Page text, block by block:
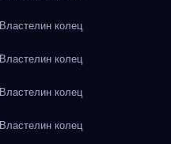
колец
колец
колец
колец